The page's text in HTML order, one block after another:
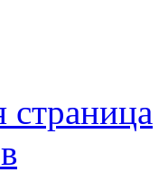
страница